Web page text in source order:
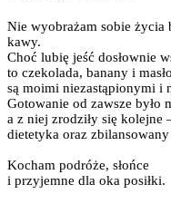
Nie wyobrażam sobie życia
kawy.
Choć lubię jeść dosłownie
to czekolada, banany i
są moimi niezastąpionymi
Gotowanie od zawsze było
a z niej zrodziły się kolejne
dietetyka oraz
Kocham podróże, słońce
i przyjemne dla oka posiłki.